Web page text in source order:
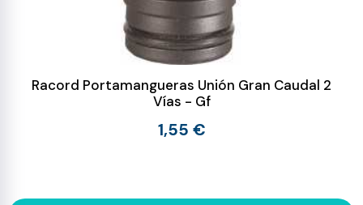
Racord Portamangueras Unión Gran Caudal 2
Vías - Gf
1,55 €